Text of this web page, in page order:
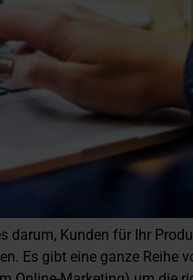
darum, Kunden für Ihr
Es gibt eine ganze Reihe